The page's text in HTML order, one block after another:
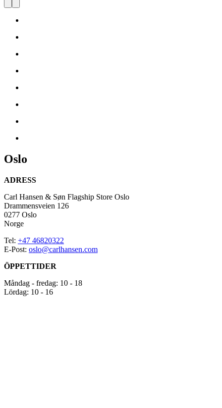
Oslo
ADRESS
Carl Hansen & Søn Flagship Store Oslo
Drammensveien 126
0277 Oslo
Norge
Tel: +47 46820322
E-Post: oslo@carlhansen.com
ÖPPETTIDER
Måndag - fredag: 10 - 18
Lördag: 10 - 16